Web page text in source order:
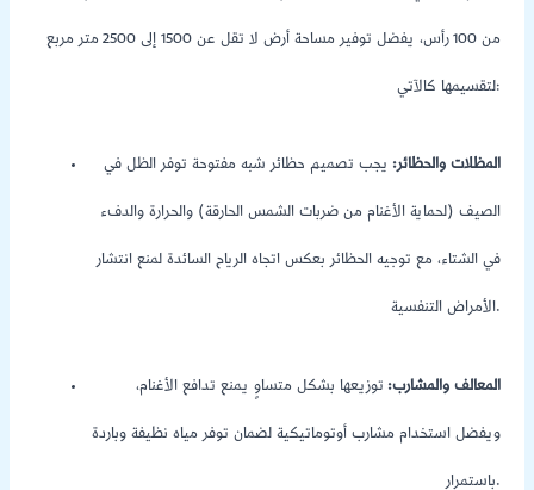
من 100 رأس، يفضل توفير مساحة أرض لا تقل عن 1500 إلى 2500 متر مربع
لتقسيمها كالآتي:
المظلات والحظائر: يجب تصميم حظائر شبه مفتوحة توفر الظل في
الصيف (لحماية الأغنام من ضربات الشمس الحارقة) والحرارة والدفء
في الشتاء، مع توجيه الحظائر بعكس اتجاه الرياح السائدة لمنع انتشار
الأمراض التنفسية.
المعالف والمشارب: توزيعها بشكل متساوٍ يمنع تدافع الأغنام،
ويفضل استخدام مشارب أوتوماتيكية لضمان توفر مياه نظيفة وباردة
باستمرار.